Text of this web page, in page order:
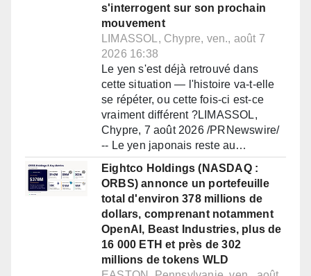
s'interrogent sur son prochain
mouvement
LIMASSOL, Chypre, ven., août 7
2026 16:38
Le yen s'est déjà retrouvé dans
cette situation — l'histoire va-t-elle
se répéter, ou cette fois-ci est-ce
vraiment différent ?LIMASSOL,
Chypre, 7 août 2026 /PRNewswire/
-- Le yen japonais reste au…
Eightco Holdings (NASDAQ :
ORBS) annonce un portefeuille
total d'environ 378 millions de
dollars, comprenant notamment
OpenAI, Beast Industries, plus de
16 000 ETH et près de 302
millions de tokens WLD